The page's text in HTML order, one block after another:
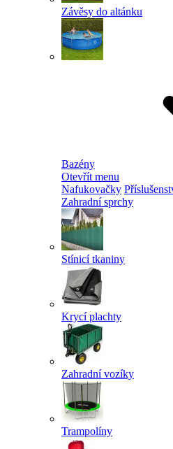
Závěsy do altánku
Bazény
Otevřít menu
Nafukovačky
Zahradní sprchy
Stínicí tkaniny
Krycí plachty
Zahradní vozíky
Trampolíny